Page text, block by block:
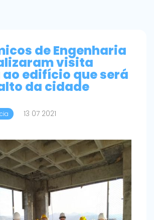
de Engenharia
visita
edifício que será
da cidade
13 07 2021